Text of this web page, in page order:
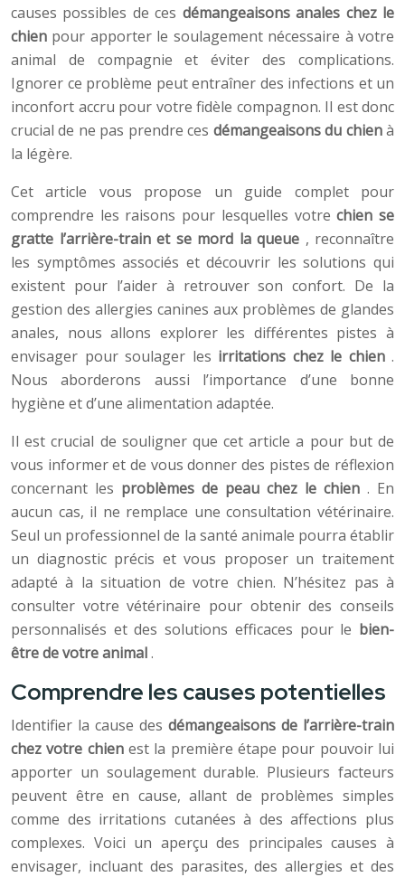
causes possibles de ces démangeaisons anales chez le
chien pour apporter le soulagement nécessaire à votre
animal de compagnie et éviter des complications.
Ignorer ce problème peut entraîner des infections et un
inconfort accru pour votre fidèle compagnon. Il est donc
crucial de ne pas prendre ces démangeaisons du chienà
la légère.
Cet article vous propose un guide complet pour
comprendre les raisons pour lesquelles votrechien se
gratte l’arrière-train et se mord la queue , reconnaître
les symptômes associés et découvrir les solutions qui
existent pour l’aider à retrouver son confort. De la
gestion des allergies canines aux problèmes de glandes
anales, nous allons explorer les différentes pistes à
envisager pour soulager les irritations chez le chien .
Nous aborderons aussi l’importance d’une bonne
hygiène et d’une alimentation adaptée.
Il est crucial de souligner que cet article a pour but de
vous informer et de vous donner des pistes de réflexion
concernant les problèmes de peau chez le chien . En
aucun cas, il ne remplace une consultation vétérinaire.
Seul un professionnel de la santé animale pourra établir
un diagnostic précis et vous proposer un traitement
adapté à la situation de votre chien. N’hésitez pas à
consulter votre vétérinaire pour obtenir des conseils
personnalisés et des solutions efficaces pour le bien-
être de votre animal.
Comprendre les causes potentielles
Identifier la cause des démangeaisons de l’arrière-train
chez votre chien est la première étape pour pouvoir lui
apporter un soulagement durable. Plusieurs facteurs
peuvent être en cause, allant de problèmes simples
comme des irritations cutanées à des affections plus
complexes. Voici un aperçu des principales causes à
envisager, incluant des parasites, des allergies et des